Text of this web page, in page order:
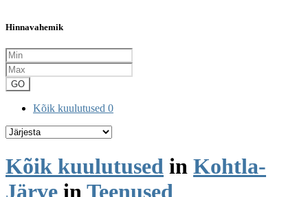
Hinnavahemik
GO
Kõik kuulutused 0
Kõik kuulutused in Kohtla-
Järve in Teenused